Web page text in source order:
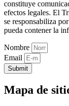
constituye
efectos legales. El
se responsabiliza
pueda contener la
Nombre
Email
Submit
Mapa de